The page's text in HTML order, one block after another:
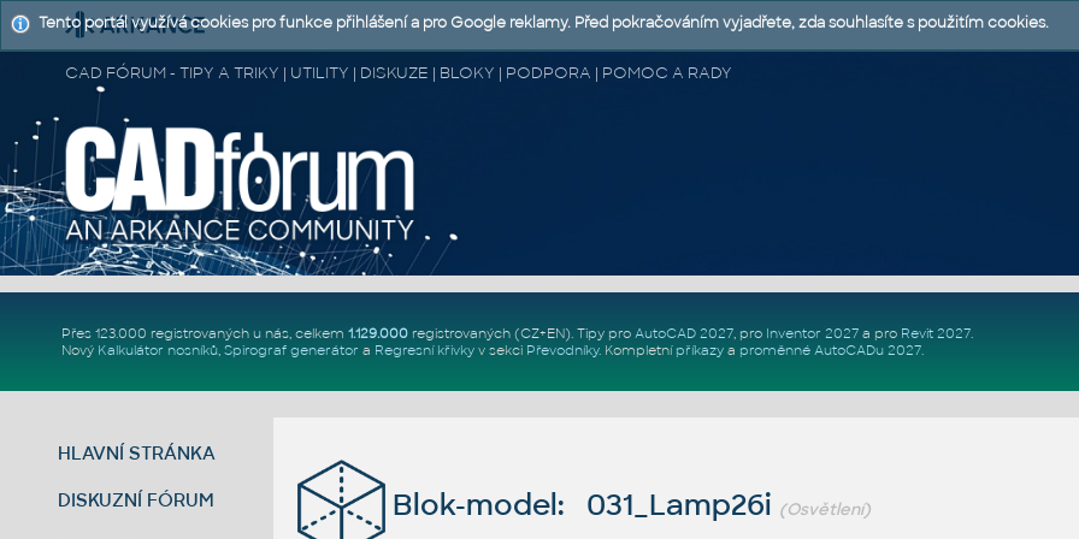
CAD FÓRUM - TIPY A TRIKY | UTILITY | DISKUZE | BLOKY | PODPORA | POMOC A RADY
Přes 123.000 registrovaných u nás, celkem 1.129.000registrovaných (CZ+EN). Tipy pro AutoCAD 2027, pro Inventor 2027a pro Revit 2027.
Nový Kalkulátor nosníků, Spirograf generátor a Regresní křivkyv sekci Převodníky. Kompletní příkazya proměnné AutoCADu 2027.
HLAVNÍ STRÁNKA
DISKUZNÍ FÓRUM Blok-model: 031_Lamp26i (Osvětlení)
Tento portál využívá cookies pro funkce přihlášení a pro Google reklamy. Před pokračováním vyjadřete, zda souhlasíte s použitím cookies.